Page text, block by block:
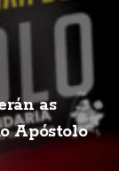
as
Apóstolo